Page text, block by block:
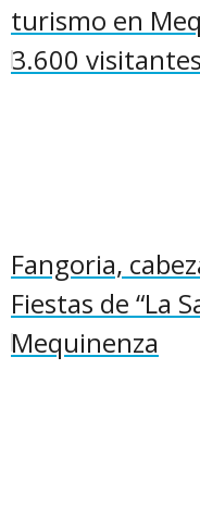
turismo en
3.600
Fangoria,
Fiestas de “La
Mequinenza